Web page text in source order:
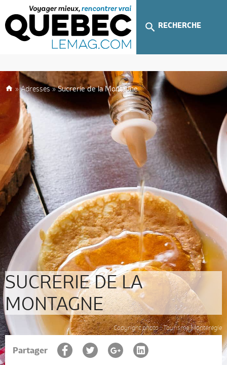
RECHERCHE
»Adresses»Sucrerie de la Montagne
SUCRERIE DE LA
MONTAGNE
Copyright photo : Tourisme Montérégie
Partager